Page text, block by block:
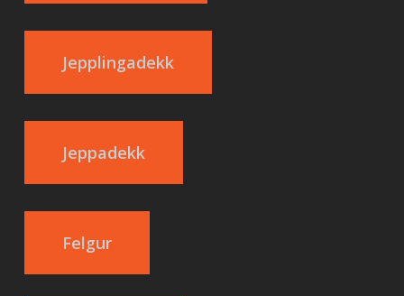
Jepplingadekk
Jeppadekk
Felgur